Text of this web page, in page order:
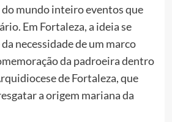
mundo inteiro eventos que
Em Fortaleza, a ideia se
necessidade de um marco
da padroeira dentro
de Fortaleza, que
a origem mariana da